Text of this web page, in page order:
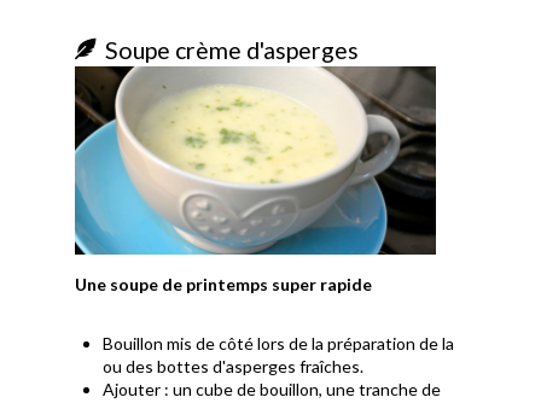
Soupe crème d'asperges
Une soupe de printemps super rapide
Bouillon mis de côté lors de la préparation de la
ou des bottes d'asperges fraîches.
Ajouter : un cube de bouillon, une tranche de